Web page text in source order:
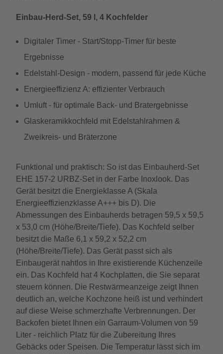
Einbau-Herd-Set, 59 l, 4 Kochfelder
Digitaler Timer - Start/Stopp-Timer für beste
Ergebnisse
Edelstahl-Design - modern, passend für jede Küche
Energieeffizienz A: effizienter Verbrauch
Umluft - für optimale Back- und Bratergebnisse
Glaskeramikkochfeld mit Edelstahlrahmen &
Zweikreis- und Bräterzone
Funktional und praktisch: So ist das Einbauherd-Set
EHE 157-2 URBZ-Set in der Farbe Inoxlook. Das
Gerät besitzt die Energieklasse A (Skala
Energieeffizienzklasse A+++ bis D). Die
Abmessungen des Einbauherds betragen 59,5 x 59,5
x 53,0 cm (Höhe/Breite/Tiefe). Das Kochfeld selber
besitzt die Maße 6,1 x 59,2 x 52,2 cm
(Höhe/Breite/Tiefe). Das Gerät passt sich als
Einbaugerät nahtlos in Ihre existierende Küchenzeile
ein. Das Kochfeld hat 4 Kochplatten, die Sie separat
steuern können. Die Restwärmeanzeige zeigt Ihnen
deutlich an, welche Kochzone heiß ist und verhindert
auf diese Weise schmerzhafte Verbrennungen. Der
Backofen bietet Ihnen ein Garraum-Volumen von 59
Liter - reichlich Platz für die Zubereitung Ihres
Gebäcks oder Speisen. Die Temperatur lässt sich im